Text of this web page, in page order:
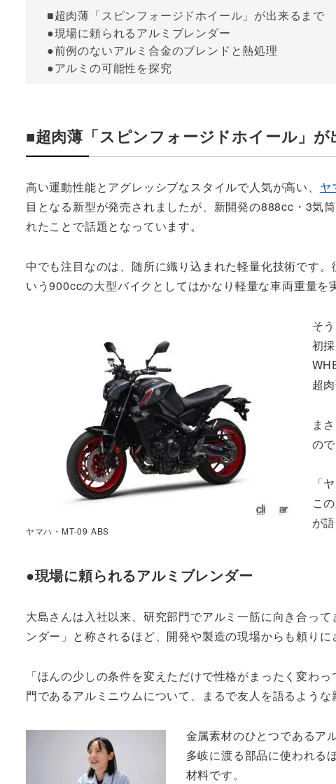
■超肉薄「スピンフォージドホイール」が出来るまで
●現場に頼られるアルミブレンダー
●前例のないアルミ合金のブレンドと熱処理
●アルミの可能性を探究
■超肉薄「スピンフォージドホイール」
高い運動性能とアグレッシブなスタイルで人気が高い、 ヤ
目となる新型が発売されましたが、新開発の888cc・3気
れたことで話題となっています。
中でも注目なのは、随所に織り込まれた軽量化技術です
いう900ccの大型バイクとしてはかなり軽量な車両重量を
ヤマハ・MT-09 ABS
そ
初
超
ま
の
「
こ
が
●現場に頼られるアルミブレンダー
大島さんは入社以来、研究部門でアルミ一筋に向き合っ
ンダー」と称されるほど、開発や製造の現場からも頼りに
「ほんの少しの条件を変えただけで性格がまったく変わ
門であるアルミニウムについて、まるで友人を語るような
金属素材のひとつであるア
多岐に渡る部品に使われる
材料です。